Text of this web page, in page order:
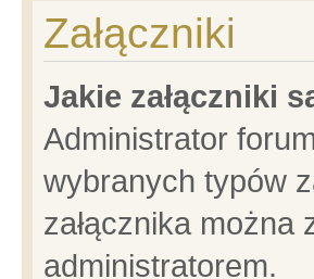
Załączniki
Jakie załączniki
Administrator
wybranych typów
załącznika można
administratorem.